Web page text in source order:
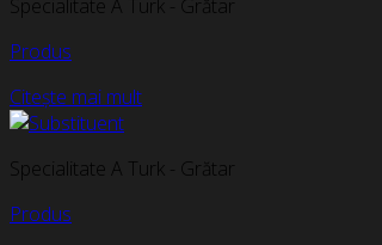
Specialitate A Turk - Grătar
Produs
Citește mai mult
Specialitate A Turk - Grătar
Produs